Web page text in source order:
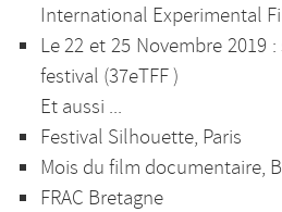
International Experimental
Le 22 et 25 Novembre 2019
festival (37eTFF )
Et aussi ...
Festival Silhouette, Paris
Mois du film documentaire,
FRAC Bretagne